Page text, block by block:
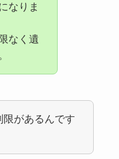
なりま
なく遺
限があるんです